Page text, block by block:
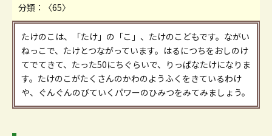
分類：〈65〉
たけのこは、「たけ」の「こ」、たけのこどもです。ながい
ねっこで、たけとつながっています。はるにつちをおしのけ
てでてきて、たった50にちぐらいで、りっぱなたけになりま
す。たけのこがたくさんのかわのようふくをきているわけ
や、ぐんぐんのびていくパワーのひみつをみてみましょう。